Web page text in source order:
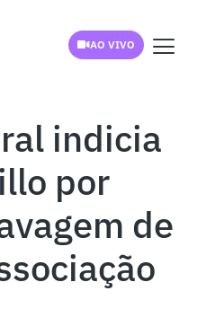
AO VIVO
indicia
por
de